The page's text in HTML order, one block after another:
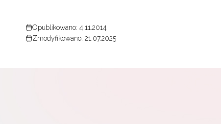
Opublikowano: 4.11.2014
Zmodyfikowano: 21.07.2025